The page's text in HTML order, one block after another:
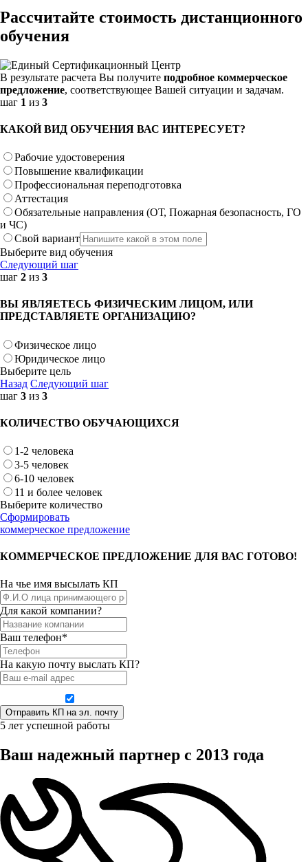
Рассчитайте стоимость дистанционного
обучения
В результате расчета Вы получите подробное коммерческое
предложение, соответствующее Вашей ситуации и задачам.
шаг 1 из 3
КАКОЙ ВИД ОБУЧЕНИЯ ВАС ИНТЕРЕСУЕТ?
Рабочие удостоверения
Повышение квалификации
Профессиональная переподготовка
Аттестация
Обязательные направления (ОТ, Пожарная безопасность, ГО
и ЧС)
Свой вариант
Выберите вид обучения
Следующий шаг
шаг 2 из 3
ВЫ ЯВЛЯЕТЕСЬ ФИЗИЧЕСКИМ ЛИЦОМ, ИЛИ
ПРЕДСТАВЛЯЕТЕ ОРГАНИЗАЦИЮ?
Физическое лицо
Юридическое лицо
Выберите цель
Назад Следующий шаг
шаг 3 из 3
КОЛИЧЕСТВО ОБУЧАЮЩИХСЯ
1-2 человека
3-5 человек
6-10 человек
11 и более человек
Выберите количество
Сформировать
коммерческое предложение
КОММЕРЧЕСКОЕ ПРЕДЛОЖЕНИЕ ДЛЯ ВАС ГОТОВО!
На чье имя высылать КП
Для какой компании?
Ваш телефон*
На какую почту выслать КП?
5 лет успешной работы
Ваш надежный партнер с 2013 года